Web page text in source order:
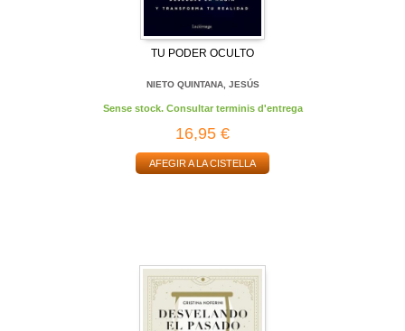
TU PODER OCULTO
NIETO QUINTANA, JESÚS
Sense stock. Consultar terminis d'entrega
16,95 €
AFEGIR A LA CISTELLA